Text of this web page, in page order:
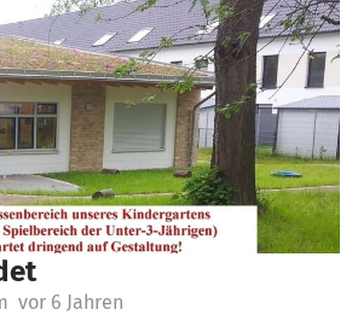
vor 6 Jahren